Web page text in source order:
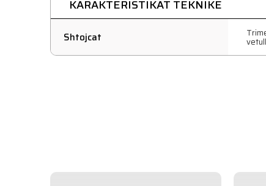
KARAKTERISTIKAT TEKNIKE
Shtojcat